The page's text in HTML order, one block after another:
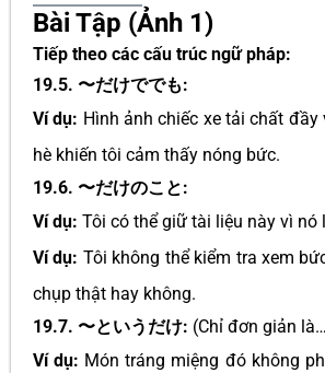
Bài Tập (Ảnh 1)
Tiếp theo các cấu trúc ngữ pháp:
19.5. 〜だけででも:
Ví dụ: Hình ảnh chiếc xe tải chất
hè khiến tôi cảm thấy nóng bức.
19.6. 〜だけのこと:
Ví dụ: Tôi có thể giữ tài liệu này vì nó
Ví dụ: Tôi không thể kiểm tra xem
chụp thật hay không.
19.7. 〜というだけ: (Chỉ đơn giản
Ví dụ: Món tráng miệng đó không